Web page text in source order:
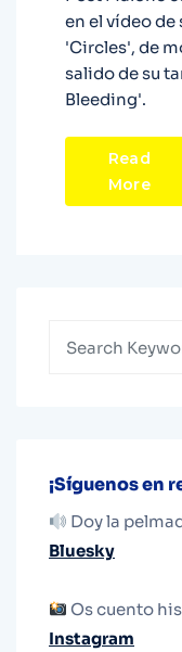
en el vídeo de
'Circles', de
salido de su
Bleeding'.
Read
More
¡Síguenos en
Doy la
Bluesky
Os cuento
Instagram